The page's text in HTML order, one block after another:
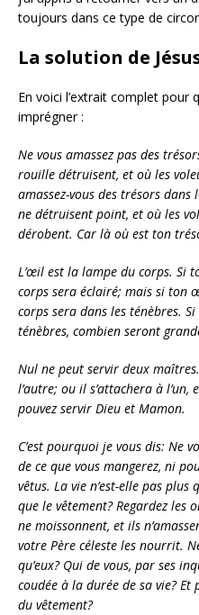
toujours dans ce type de
La solution de
En voici l’extrait complet pour
imprégner :
Ne vous amassez pas des
rouille détruisent, et où les
amassez-vous des trésors
ne détruisent point, et où les
dérobent. Car là où est ton
L’œil est la lampe du corps. Si
corps sera éclairé; mais si ton
corps sera dans les ténèbres.
ténèbres, combien seront
Nul ne peut servir deux
l’autre; ou il s’attachera à l’un,
pouvez servir Dieu et Mamon.
C’est pourquoi je vous dis: Ne
de ce que vous mangerez, ni
vêtus. La vie n’est-elle pas
que le vêtement? Regardez les
ne moissonnent, et ils
votre Père céleste les nourrit.
qu’eux? Qui de vous, par ses
coudée à la durée de sa vie?
du vêtement?